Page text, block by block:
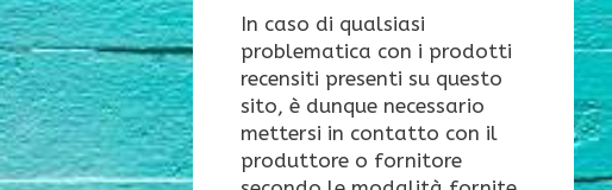
In caso di qualsiasi
problematica con i prodotti
recensiti presenti su questo
sito, è dunque necessario
mettersi in contatto con il
produttore o fornitore